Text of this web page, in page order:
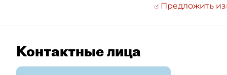
Предложить
Контактные лица